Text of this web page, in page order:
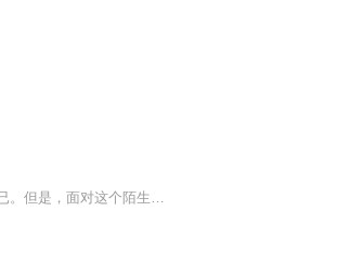
【极致放松音乐】有时候，乏了，累了，我们只是需要一个温暖的拥抱，一句轻声的安慰而已。但是，面对这个陌生的人群，又有几个人是值得托付的呢？如果你需要，我会在心灵的深处等你，用我创造出来的一个个音符，陪伴你。慢慢地，松弛下来，放松心情、舒张...